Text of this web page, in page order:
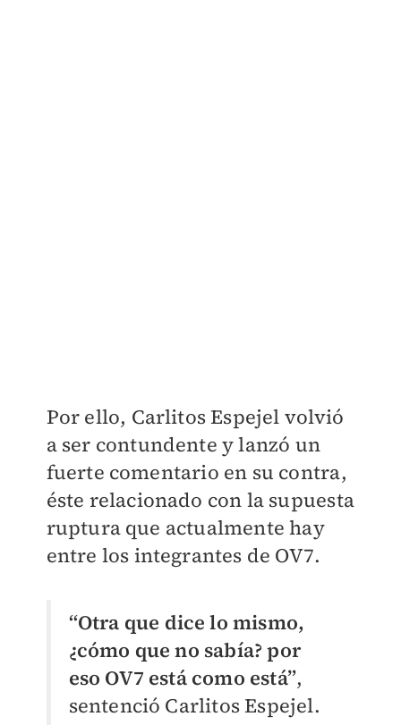
Por ello, Carlitos Espejel volvió
a ser contundente y lanzó un
fuerte comentario en su contra,
éste relacionado con la supuesta
ruptura que actualmente hay
entre los integrantes de OV7.
“Otra que dice lo mismo,
¿cómo que no sabía? por
eso OV7 está como está”,
sentenció Carlitos Espejel.